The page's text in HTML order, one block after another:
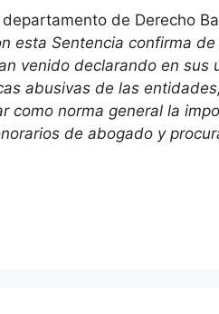
de Derecho
esta Sentencia confirma
venido declarando en sus
abusivas de las
como norma general la
de abogado y